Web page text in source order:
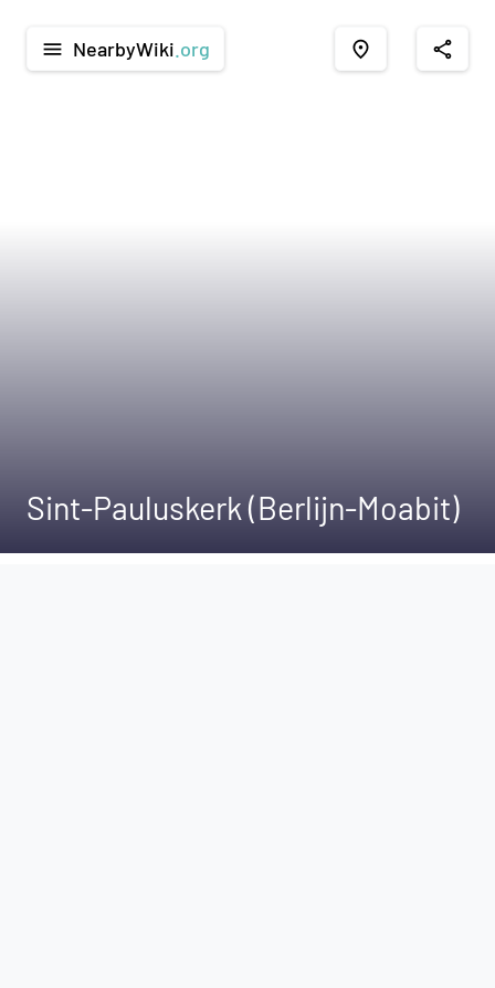
menu NearbyWiki .org place share
Sint-Pauluskerk (Berlijn-Moabit)